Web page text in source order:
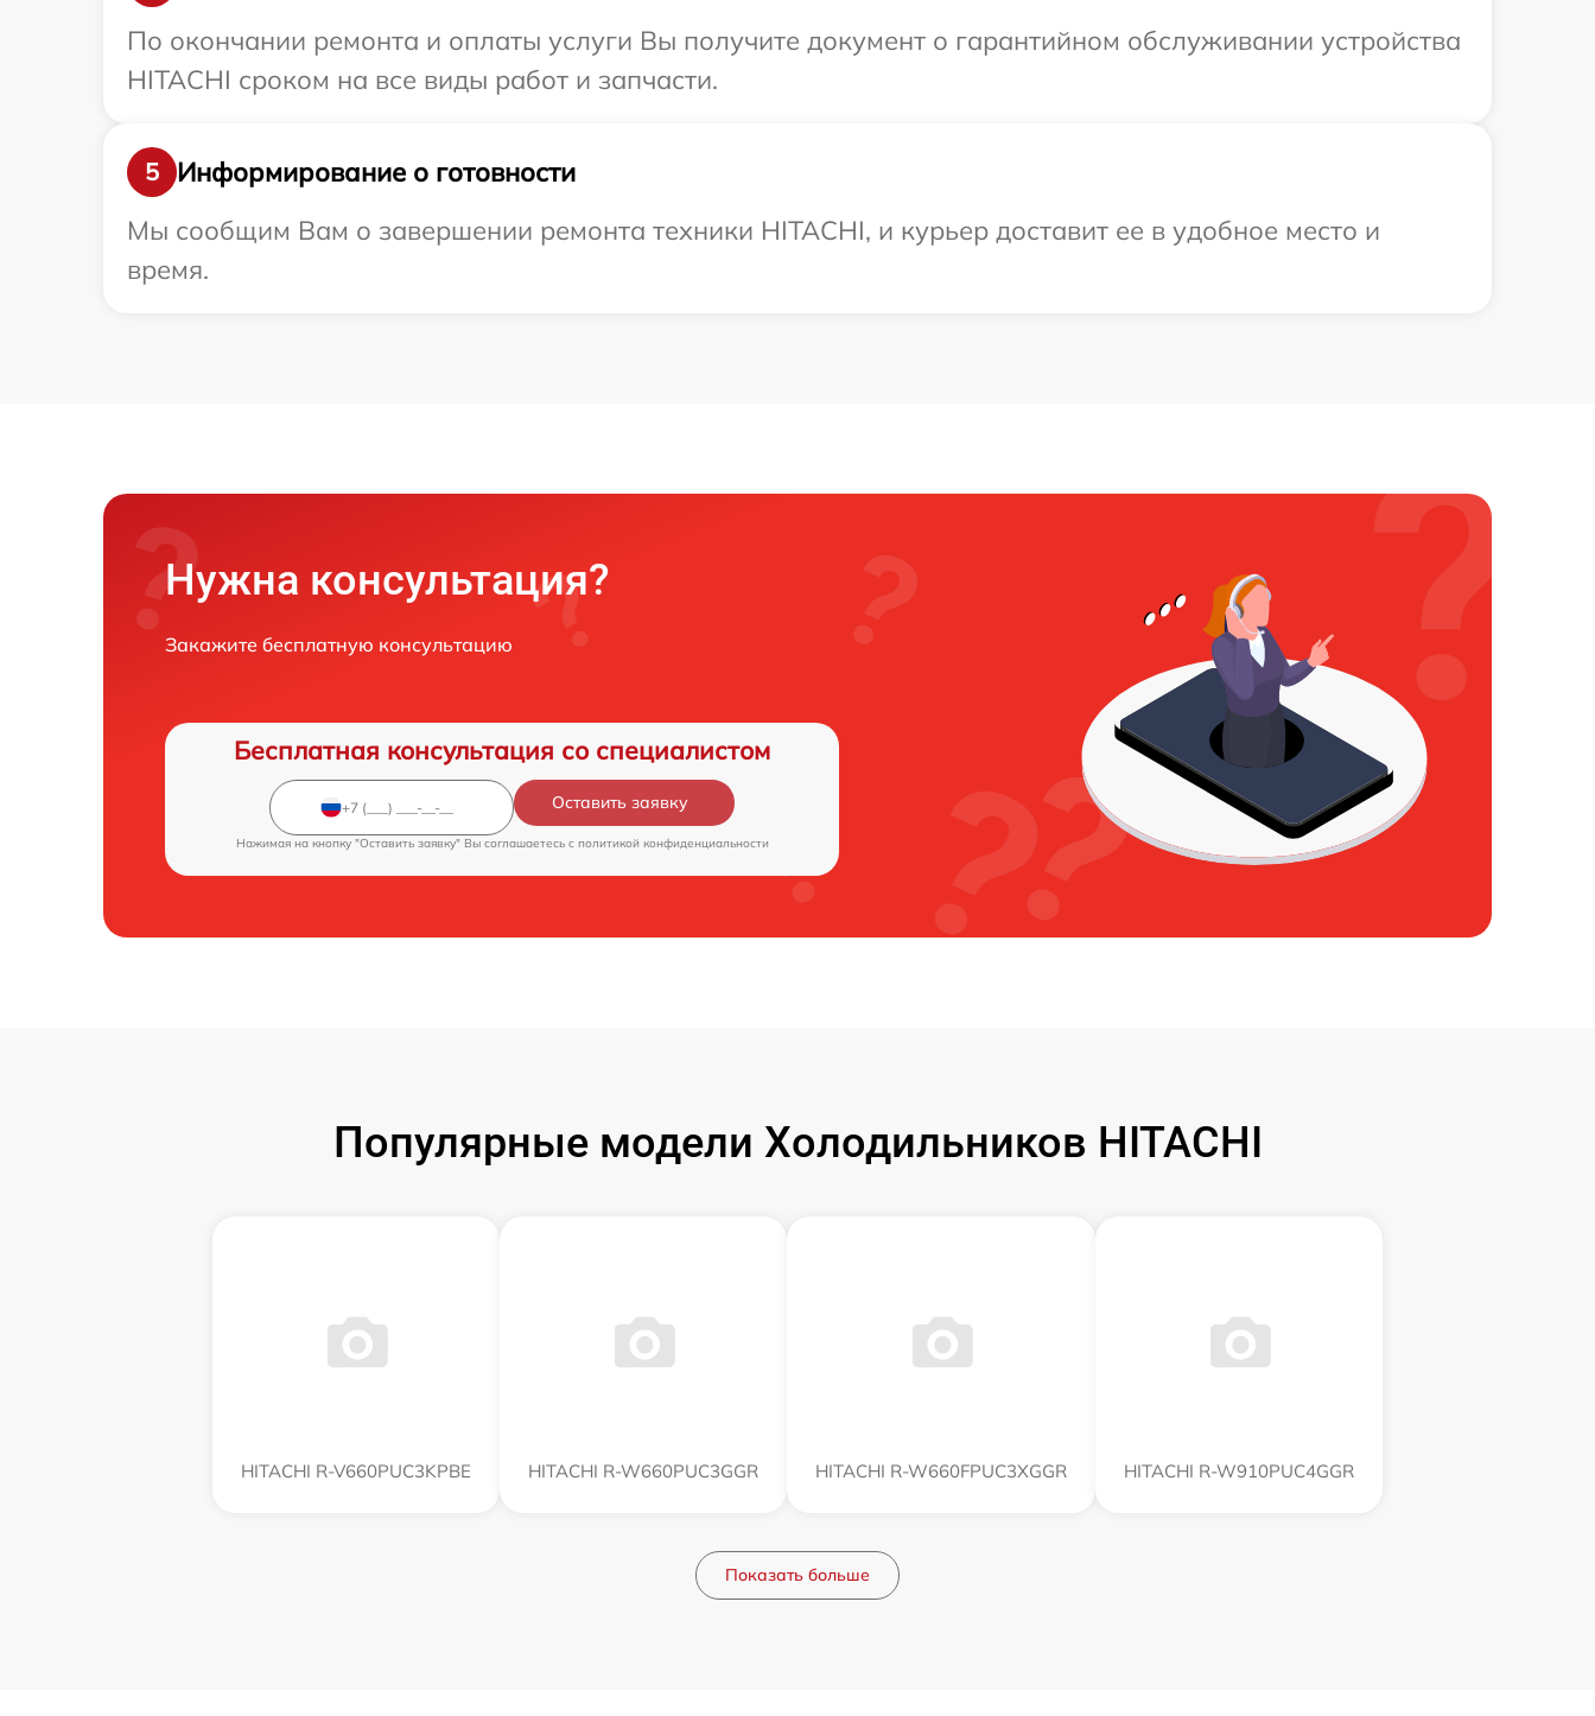
По окончании ремонта и оплаты услуги Вы получите документ о гарантийном обслуживании устройства
HITACHI сроком на все виды работ и запчасти.
5
Информирование о готовности
Мы сообщим Вам о завершении ремонта техники HITACHI, и курьер доставит ее в удобное место и
время.
Нужна консультация?
Закажите бесплатную консультацию
Бесплатная консультация со специалистом
Оставить заявку
Нажимая на кнопку "Оставить заявку" Вы соглашаетесь c политикой конфиденциальности
Популярные модели Холодильников HITACHI
HITACHI R-V660PUC3KPBE HITACHI R-W660PUC3GGR HITACHI R-W660FPUC3XGGR HITACHI R-W910PUC4GGR
Показать больше